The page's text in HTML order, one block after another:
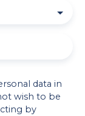
data in
wish to be
by